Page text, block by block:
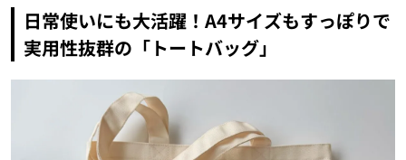
日常使いにも大活躍！A4サイズもすっぽりで
実用性抜群の「トートバッグ」